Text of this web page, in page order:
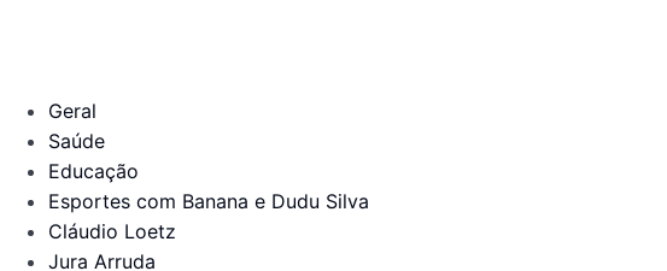
Geral
Saúde
Educação
Esportes com Banana e Dudu Silva
Cláudio Loetz
Jura Arruda